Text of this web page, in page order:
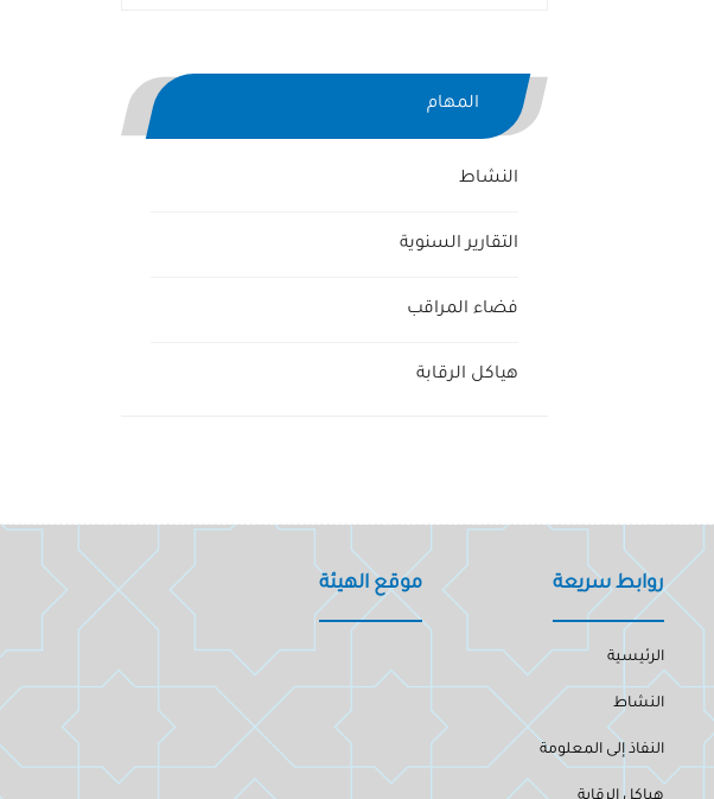
المهام
النشاط
التقارير السنوية
فضاء المراقب
هياكل الرقابة
روابط سريعة
الرئيسية
النشاط
النفاذ إلى المعلومة
موقع الهيئة